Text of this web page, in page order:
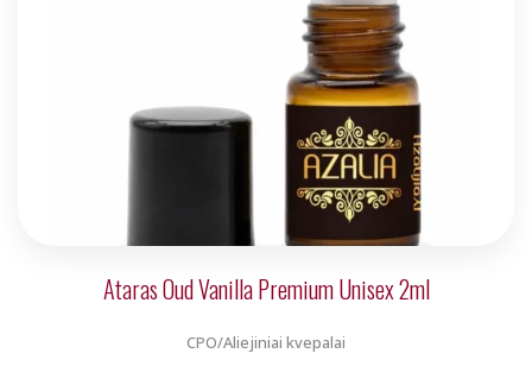
Ataras Oud Vanilla Premium Unisex 2ml
CPO/Aliejiniai kvepalai